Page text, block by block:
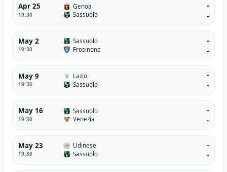
Apr 25
19:30
Genoa
Sassuolo
-
-
May 2
19:30
Sassuolo
Frosinone
-
-
May 9
19:30
Lazio
Sassuolo
-
-
May 16
19:30
Sassuolo
Venezia
-
-
May 23
19:30
Udinese
Sassuolo
-
-